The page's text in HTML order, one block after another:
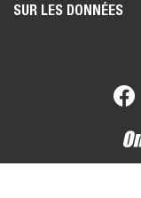
SUR LES DONNÉES